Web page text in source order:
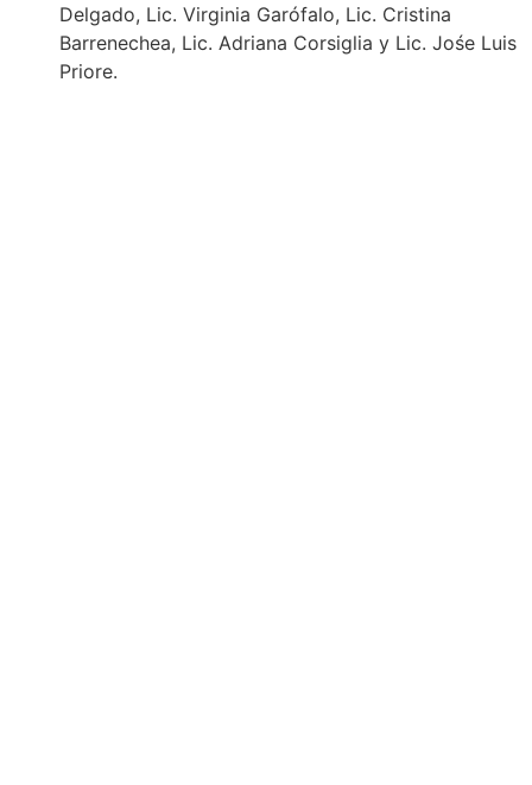
Delgado, Lic. Virginia Garófalo, Lic. Cristina
Barrenechea, Lic. Adriana Corsiglia y Lic. Jośe Luis
Priore.